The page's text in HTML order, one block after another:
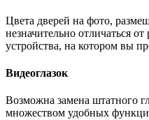
Цвета дверей на фото,
незначительно отличаться
устройства, на котором вы
Видеоглазок
Возможна замена штатного
множеством удобных